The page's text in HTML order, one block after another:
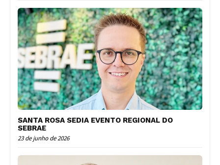
SANTA ROSA SEDIA EVENTO REGIONAL DO
SEBRAE
23 de junho de 2026